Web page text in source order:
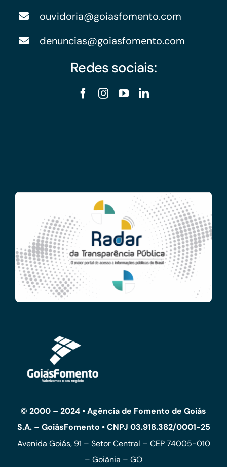
ouvidoria@goiasfomento.com
denuncias@goiasfomento.com
Redes sociais:
© 2000 – 2024 • Agência de Fomento de Goiás
S.A. – GoiásFomento • CNPJ 03.918.382/0001-25
Avenida Goiás, 91 – Setor Central – CEP 74005-010
– Goiânia – GO